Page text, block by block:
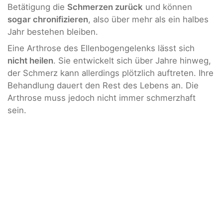
Betätigung die Schmerzen zurück und können
sogar chronifizieren, also über mehr als ein halbes
Jahr bestehen bleiben.
Eine Arthrose des Ellenbogengelenks lässt sich
nicht heilen. Sie entwickelt sich über Jahre hinweg,
der Schmerz kann allerdings plötzlich auftreten. Ihre
Behandlung dauert den Rest des Lebens an. Die
Arthrose muss jedoch nicht immer schmerzhaft
sein.